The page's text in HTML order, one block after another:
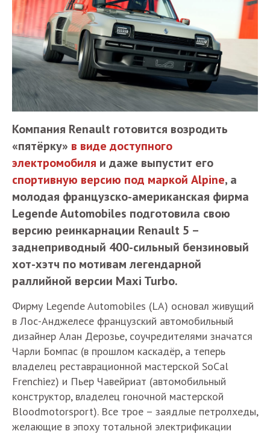
Компания Renault готовится возродить
«пятёрку» в виде доступного
электромобиля и даже выпустит его
спортивную версию под маркой Alpine, а
молодая французско-американская фирма
Legende Automobiles подготовила свою
версию реинкарнации Renault 5 –
заднеприводный 400-сильный бензиновый
хот-хэтч по мотивам легендарной
раллийной версии Maxi Turbo.
Фирму Legende Automobiles (LA) основал живущий
в Лос-Анджелесе французский автомобильный
дизайнер Алан Дерозье, соучредителями значатся
Чарли Бомпас (в прошлом каскадёр, а теперь
владелец реставрационной мастерской SoCal
Frenchiez) и Пьер Чавейриат (автомобильный
конструктор, владелец гоночной мастерской
Bloodmotorsport). Все трое – заядлые петролхеды,
желающие в эпоху тотальной электрификации